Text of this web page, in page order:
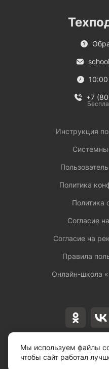
Лицензия
+7
Инструкция
Политика
Политика
Согласие
Согласие на
Правила
Онлайн-школа
Мы используем файлы
чтобы сайт работал